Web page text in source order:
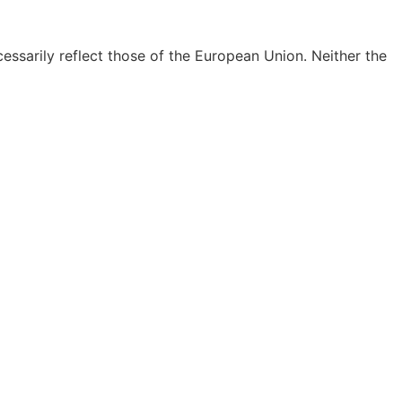
reflect those of the European Union. Neither the